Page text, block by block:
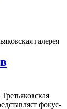
галерея
фокус-